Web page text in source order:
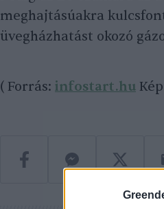
meghajtásúakra
üvegházhatást okozó
( Forrás: infostart.hu